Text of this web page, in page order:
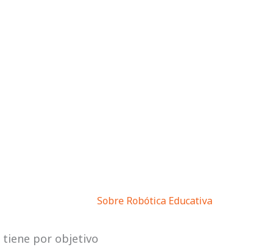
Sobre Robótica Educativa
tiene por objetivo